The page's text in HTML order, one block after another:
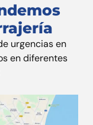
urgencias en
en diferentes